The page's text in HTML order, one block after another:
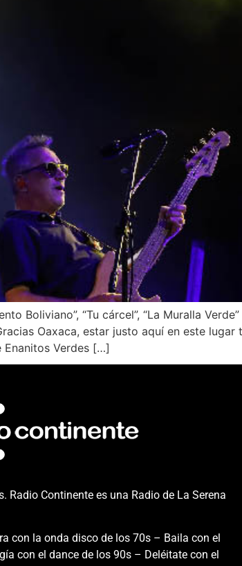
Boliviano”, “Tu cárcel”, “La Muralla
Oaxaca, estar justo aquí en este
Enanitos Verdes […]
Radio Continente es una Radio de La Serena
con la onda disco de los 70s – Baila con el
con el dance de los 90s – Deléitate con el